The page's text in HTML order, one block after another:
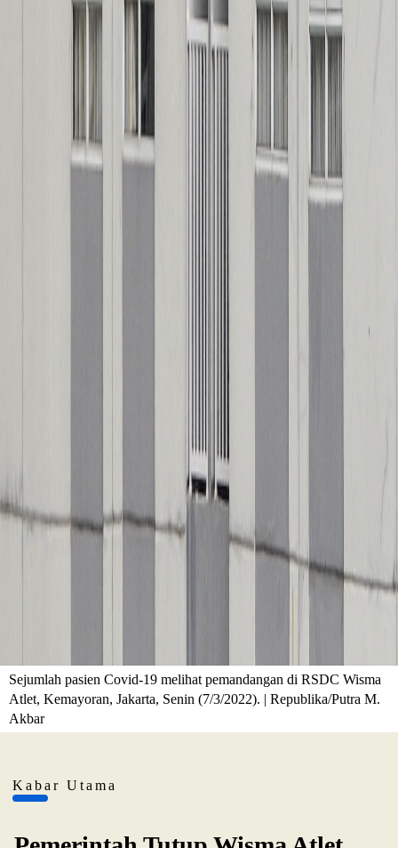
Sejumlah pasien Covid-19 melihat pemandangan di RSDC Wisma
Atlet, Kemayoran, Jakarta, Senin (7/3/2022). | Republika/Putra M.
Akbar
Kabar Utama